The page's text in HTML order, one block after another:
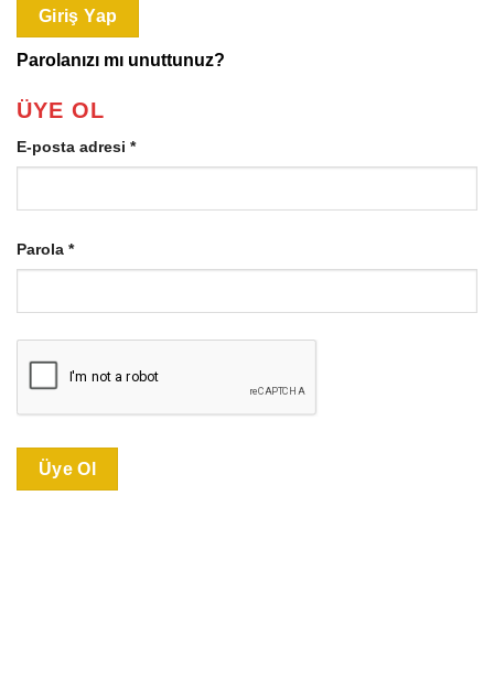
Giriş Yap
Parolanızı mı unuttunuz?
ÜYE OL
E-posta adresi *Gerekli
Parola *Gerekli
Üye Ol